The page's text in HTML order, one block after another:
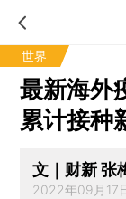
世界
最新海外
累计接种
文｜财新 张
2022年09月17